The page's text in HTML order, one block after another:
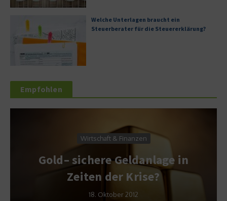
Welche Unterlagen braucht ein
Steuerberater für die Steuererklärung?
Empfohlen
Wirtschaft & Finanzen
Gold– sichere Geldanlage in
Zeiten der Krise?
18. Oktober 2012